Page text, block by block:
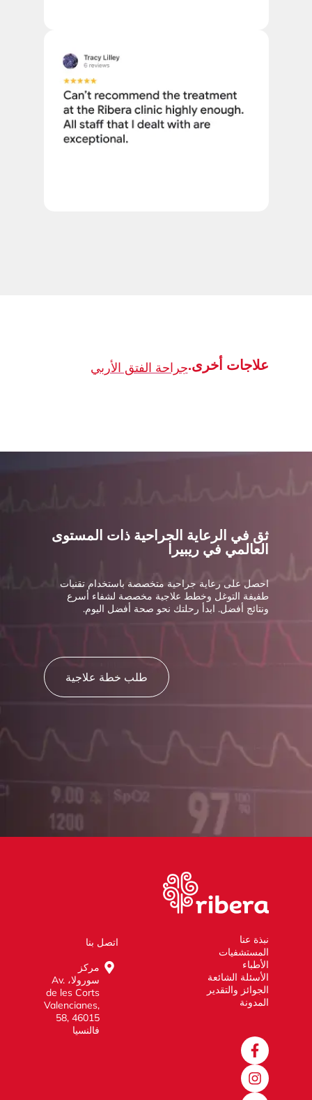
علاجات أخرى.جراحة الفتق الأربي
ثق في الرعاية الجراحية ذات المستوى
العالمي في ريبيرا
احصل على رعاية جراحية متخصصة باستخدام تقنيات
طفيفة التوغل وخطط علاجية مخصصة لشفاء أسرع
ونتائج أفضل. ابدأ رحلتك نحو صحة أفضل اليوم.
طلب خطة علاجية
نبذة عنا
المستشفيات
الأطباء
الأسئلة الشائعة
الجوائز والتقدير
المدونة
اتصل بنا
مركز
سورولا، Av.
de les Corts
Valencianes,
58, 46015
فالنسيا